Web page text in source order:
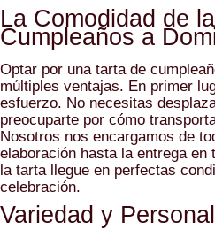
La Comodidad de
Cumpleaños a
Optar por una tarta de
múltiples ventajas. En primer
esfuerzo. No necesitas
preocuparte por cómo
Nosotros nos encargamos de
elaboración hasta la entrega en
la tarta llegue en perfectas
celebración.
Variedad y